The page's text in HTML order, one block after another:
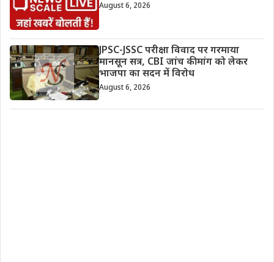
August 6, 2026
JPSC-JSSC परीक्षा विवाद पर गरमाया
मानसून सत्र, CBI जांच की मांग को लेकर
भाजपा का सदन में विरोध
August 6, 2026